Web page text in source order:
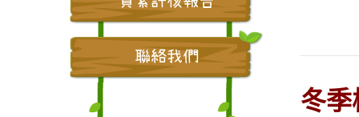
聯絡我們
冬季